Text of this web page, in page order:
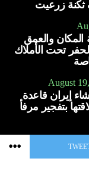
في كأسه،
وكتب تاريخ لبنان،
على الناس
إيران قاعدة
بتفجير مرفأ